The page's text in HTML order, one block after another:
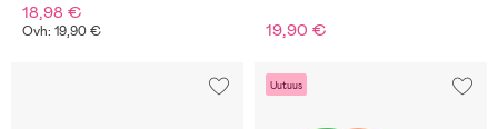
18,98 €
Ovh: 19,90 € 19,90 €
Uutuus